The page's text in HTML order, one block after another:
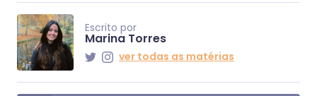
Escrito por
Marina Torres
ver todas as matérias